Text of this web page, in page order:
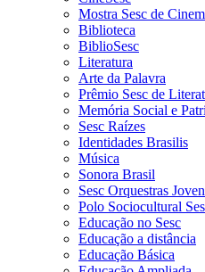
Mostra Sesc de
Biblioteca
BiblioSesc
Literatura
Arte da Palavra
Prêmio Sesc de
Memória Social e
Sesc Raízes
Identidades Brasilis
Música
Sonora Brasil
Sesc Orquestras
Polo Sociocultural
Educação no Sesc
Educação a distância
Educação Básica